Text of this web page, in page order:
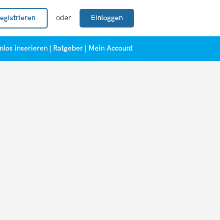
oder Einloggen
inserieren Ratgeber Mein Account